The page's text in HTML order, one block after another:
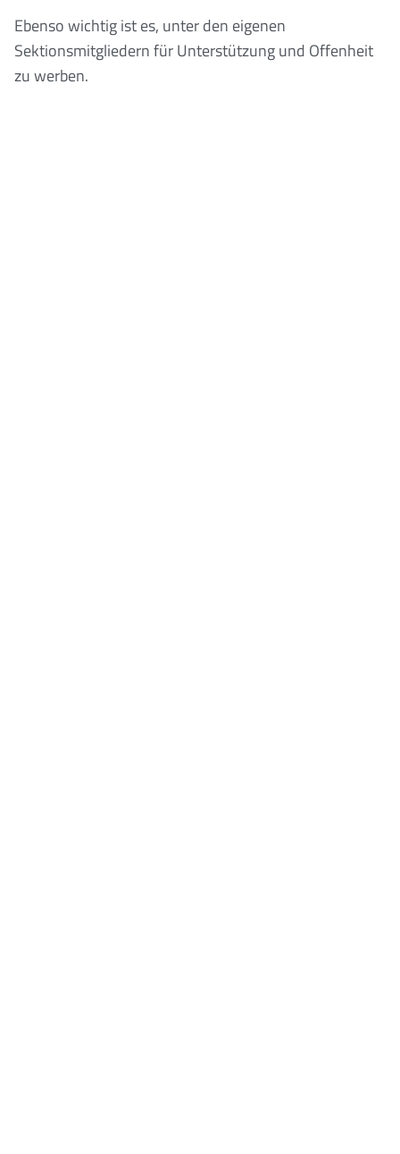
Ebenso wichtig ist es, unter den eigenen
Sektionsmitgliedern für Unterstüt­zung und Offenheit
zu werben.